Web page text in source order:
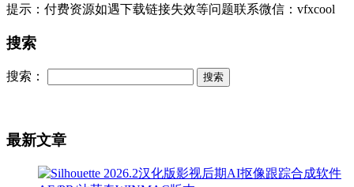
提示：付费资源如遇下载链接失效等问题联系微信：vfxcool
搜索
搜索：
最新文章